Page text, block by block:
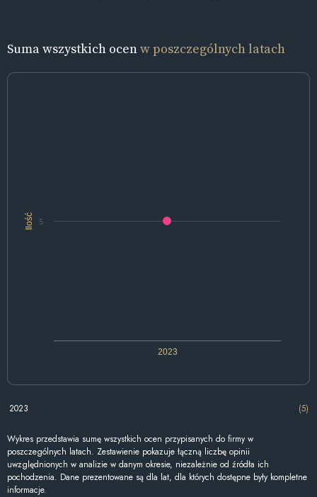
Suma wszystkich ocenw poszczególnych latach
Ilość
2023
5
2023 (5)
Wykres przedstawia sumę wszystkich ocen przypisanych do firmy w
poszczególnych latach. Zestawienie pokazuje łączną liczbę opinii
uwzględnionych w analizie w danym okresie, niezależnie od źródła ich
pochodzenia. Dane prezentowane są dla lat, dla których dostępne były kompletne
informacje.